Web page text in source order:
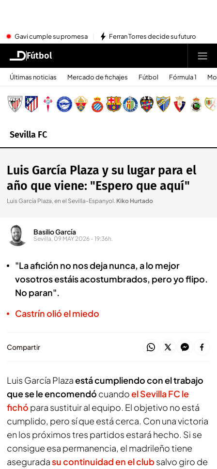
Gavi cumple su promesa Ferran Torres decide su futuro
Fútbol
Últimas noticias Mercado de fichajes Fútbol Fórmula 1
Sevilla FC
Luis García Plaza y su lugar para el
año que viene: "Espero que aquí"
Luis García Plaza, en el Sevilla-Espanyol. Kiko Hurtado
Basilio García
Sevilla, 09 MAY 2026 - 19:36h.
"La afición no nos deja nunca, a lo mejor
vosotros estáis acostumbrados, pero yo flipo.
No paran".
Castrín olió el miedo
Compartir
Luis García Plazaestá cumpliendo con el trabajo
que se le encomendó cuandoel Sevilla FC le
fichó para sustituir al equipo. El objetivo no está
cumplido, pero sí que está cerca. Con una victoria
en los próximos tres partidos estará hecho. Si se
consigue esa permanencia, el madrileño tiene
aseguradasu continuidad en el clubsalvo giro de